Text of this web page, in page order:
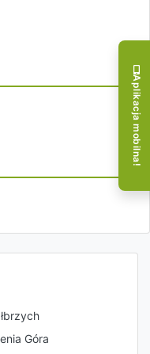
Góra
Aplikacja mobilna!